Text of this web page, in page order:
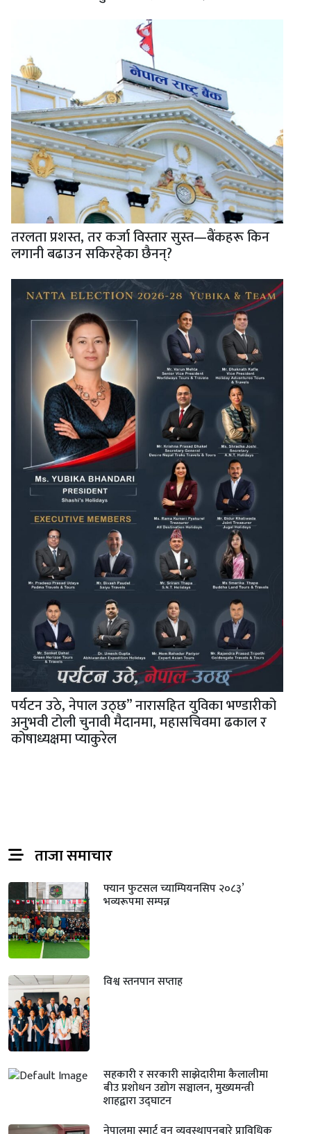
तरलता प्रशस्त, तर कर्जा विस्तार सुस्त—बैंकहरू किन
लगानी बढाउन सकिरहेका छैनन्?
पर्यटन उठे, नेपाल उठ्छ” नारासहित युविका भण्डारीको
अनुभवी टोली चुनावी मैदानमा, महासचिवमा ढकाल र
कोषाध्यक्षमा प्याकुरेल
ताजा समाचार
फ्यान फुटसल च्याम्पियनसिप २०८३’
भव्यरूपमा सम्पन्न
विश्व स्तनपान सप्ताह
सहकारी र सरकारी साझेदारीमा कैलालीमा
बीउ प्रशोधन उद्योग सञ्चालन, मुख्यमन्त्री
शाहद्वारा उद्घाटन